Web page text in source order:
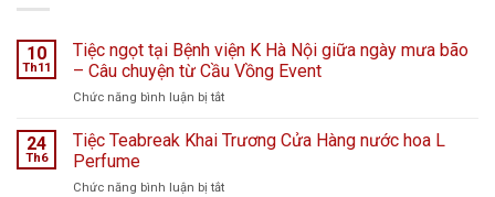
10
Th11
Tiệc ngọt tại Bệnh viện K Hà Nội giữa ngày mưa bão
– Câu chuyện từ Cầu Vồng Event
Chức năng bình luận bị tắtở
ngọt
viện
24
Th6
Tiệc Teabreak Khai Trương Cửa Hàng nước hoa L
Perfume
Chức năng bình luận bị tắtở